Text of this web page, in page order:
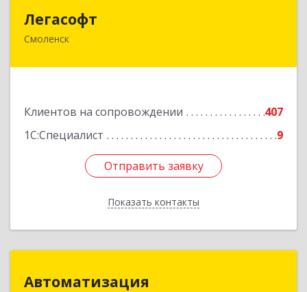
Легасофт
Смоленск
Клиентов на сопровождении
407
1С:Специалист
9
Отправить заявку
Показать контакты
214018, Смоленская обл, Смоленск г, Ново-
Отправить заявку
Назад
Автоматизация